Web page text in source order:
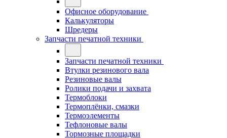
Офисное оборудование
Калькуляторы
Шредеры
Запчасти печатной техники
Запчасти печатной техники
Втулки резинового вала
Резиновые валы
Ролики подачи и захвата
Термоблоки
Термоплёнки, смазки
Термоэлементы
Тефлоновые валы
Тормозные площадки